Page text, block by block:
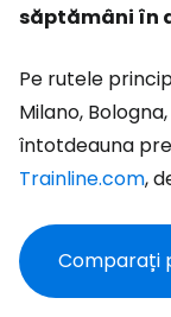
săptămâni în
Pe rutele
Milano,
întotdeauna
Trainline.com,
Comparați